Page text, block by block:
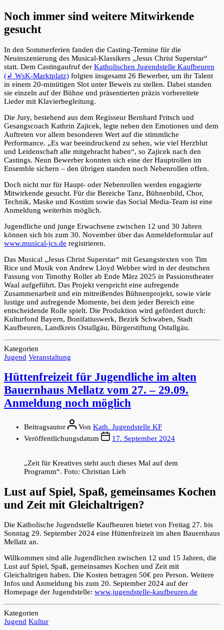
Noch immer sind weitere Mitwirkende
gesucht
In den Sommerferien fanden die Casting-Termine für die
Neuinszenierung des Musical-Klassikers „Jesus Christ Superstar“
statt. Dem Castingaufruf der Katholischen Jugendstelle Kaufbeuren
(↲ WsK-Marktplatz) folgten insgesamt 26 Bewerber, um ihr Talent
in einem 20-minütigen Slot unter Beweis zu stellen. Dabei standen
sie einzeln auf der Bühne und präsentierten präzis vorbereitete
Lieder mit Klavierbegleitung.
Die Jury, bestehend aus dem Regisseur Bernhard Fritsch und
Gesangscoach Kathrin Zajicek, legte neben den Emotionen und dem
Auftreten vor allem besonderen Wert auf die stimmliche
Performance. „Es war beeindruckend zu sehen, wie viel Herzblut
und Leidenschaft alle mitgebracht haben“, so Zajicek nach den
Castings. Neun Bewerber konnten sich eine der Hauptrollen im
Ensemble sichern – den übrigen standen noch Nebenrollen offen.
Doch nicht nur für Haupt- oder Nebenrollen werden engagierte
Mitwirkende gesucht. Für die Bereiche Tanz, Bühnenbild, Chor,
Technik, Maske und Kostüm sowie das Social Media-Team ist eine
Anmeldung weiterhin möglich.
Jugendliche und junge Erwachsene zwischen 12 und 30 Jahren
können sich bis zum 30. November über das Anmeldeformular auf
www.musical-jcs.de registrieren.
Das Musical „Jesus Christ Superstar“ mit Gesangstexten von Tim
Rice und Musik von Andrew Lloyd Webber wird in der deutschen
Fassung von Timothy Roller ab Ende März 2025 in Passionstheater
Waal aufgeführt. Das Projekt verspricht eine aufregende
Zusammenarbeit und ein mitreißendes Bühnenprojekt, sowie viele
lustige und aufregende Momente, bei dem jeder Bereich eine
entscheidende Rolle spielt. Die Produktion wird gefördert durch:
Kulturfond Bayern, Bonifatiuswerk, Bezirk Schwaben, Stadt
Kaufbeuren, Landkreis Ostallgäu, Bürgerstiftung Ostallgäu.
Kategorien
Jugend Veranstaltung
Hüttenfreizeit für Jugendliche im alten
Bauernhaus Mellatz vom 27. – 29.09.
Anmeldung noch möglich
Beitragsautor Von Kath. Jugendstelle KF
Veröffentlichungsdatum
17. September 2024
„Zeit für Kreatives steht auch dieses Mal auf dem
Programm“. Foto: Christian Lieb
Lust auf Spiel, Spaß, gemeinsames Kochen
und Zeit mit Gleichaltrigen?
Die Katholische Jugendstelle Kaufbeuren bietet von Freitag 27. bis
Sonntag 29. September 2024 eine Hüttenfreizeit im alten Bauernhaus
Mellatz an.
Willkommen sind alle Jugendlichen zwischen 12 und 15 Jahren, die
Lust auf Spiel, Spaß, gemeinsames Kochen und Zeit mit
Gleichaltrigen haben. Die Kosten betragen 50€ pro Person. Weitere
Infos und Anmeldung bis zum 20. September 2024 auf der
Homepage der Jugendstelle: www.jugendstelle-kaufbeuren.de
Kategorien
Jugend Kultur